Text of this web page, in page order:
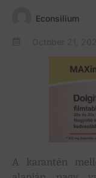
Econsilium
A karantén